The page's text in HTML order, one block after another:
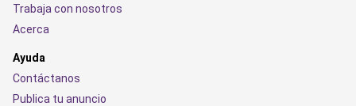
Trabaja con nosotros
Acerca
Ayuda
Contáctanos
Publica tu anuncio